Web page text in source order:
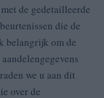
de gedetailleerde
die de
belangrijk om de
we u aan dit
over de